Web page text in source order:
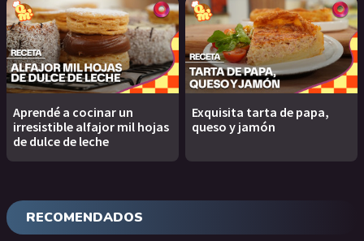
Aprendé a cocinar un
irresistible alfajor mil hojas
de dulce de leche
Exquisita tarta de papa,
queso y jamón
RECOMENDADOS